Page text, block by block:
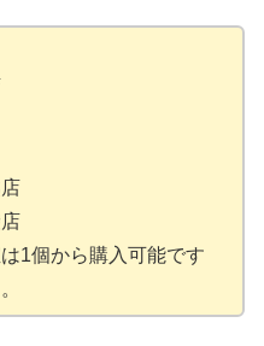
1個から購入可能です